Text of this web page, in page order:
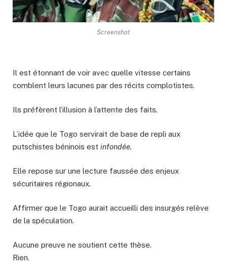
Screenshot
Il est étonnant de voir avec quelle vitesse certains
comblent leurs lacunes par des récits complotistes.
Ils préfèrent l’illusion à l’attente des faits.
L’idée que le Togo servirait de base de repli aux
putschistes béninois est infondée.
Elle repose sur une lecture faussée des enjeux
sécuritaires régionaux.
Affirmer que le Togo aurait accueilli des insurgés relève
de la spéculation.
Aucune preuve ne soutient cette thèse.
Rien.